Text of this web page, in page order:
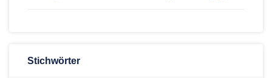
Stichwörter